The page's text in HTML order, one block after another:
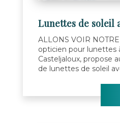
Lunettes de soleil
ALLONS VOIR
opticien pour lunettes
Casteljaloux, propose
de lunettes de soleil